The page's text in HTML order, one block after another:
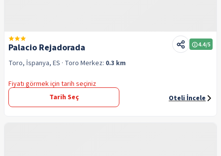
Palacio Rejadorada 4.4/5
Toro, İspanya, ES · Toro Merkez: 0.3 km
Fiyatı görmek için tarih seçiniz
Tarih Seç
Oteli İncele